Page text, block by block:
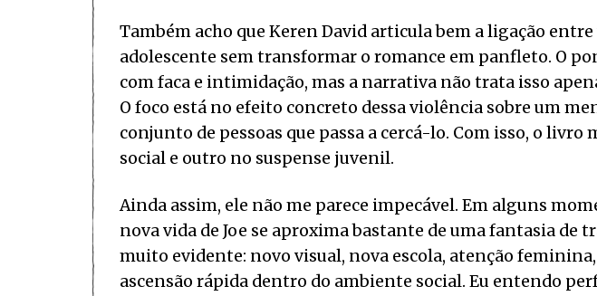
Também acho que Keren David articula bem a ligação
adolescente sem transformar o romance em panfleto. O
com faca e intimidação, mas a narrativa não trata isso
O foco está no efeito concreto dessa violência sobre um
conjunto de pessoas que passa a cercá-lo. Com isso, o
social e outro no suspense juvenil.
Ainda assim, ele não me parece impecável. Em alguns
nova vida de Joe se aproxima bastante de uma fantasia de
muito evidente: novo visual, nova escola, atenção
ascensão rápida dentro do ambiente social. Eu entendo